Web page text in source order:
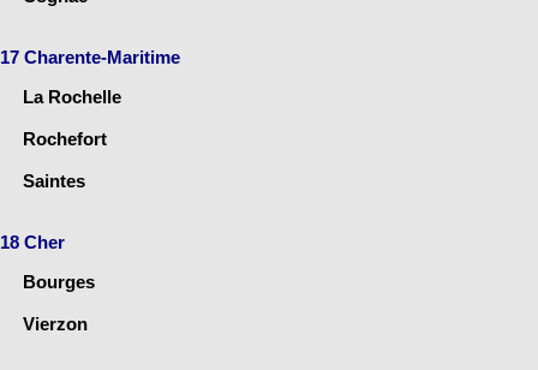
17 Charente-Maritime
La Rochelle
Rochefort
Saintes
18 Cher
Bourges
Vierzon